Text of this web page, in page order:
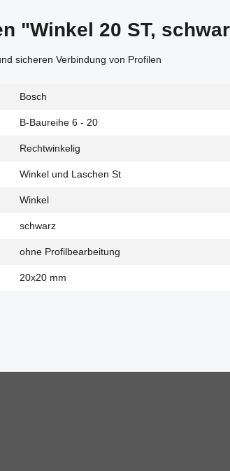
"Winkel 20 ST,
sicheren Verbindung von Profilen
Bosch
B-Baureihe 6 - 20
Rechtwinkelig
Winkel und Laschen St
Winkel
schwarz
ohne Profilbearbeitung
20x20 mm